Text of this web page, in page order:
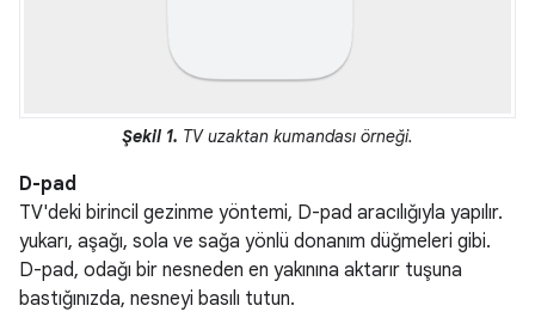
Şekil 1. TV uzaktan kumandası örneği.
D-pad
TV'deki birincil gezinme yöntemi, D-pad aracılığıyla yapılır.
yukarı, aşağı, sola ve sağa yönlü donanım düğmeleri gibi.
D-pad, odağı bir nesneden en yakınına aktarır tuşuna
bastığınızda, nesneyi basılı tutun.